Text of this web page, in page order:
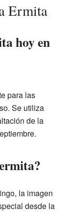
Ermita
hoy en
para las
Se utiliza
de la
la imagen
desde la